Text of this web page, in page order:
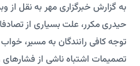
به گزارش خبرگزاری مهر به نقل از
حیدری مکرر، علت بسیاری از
توجه کافی رانندگان به مسیر، خواب
تصمیمات اشتباه ناشی از